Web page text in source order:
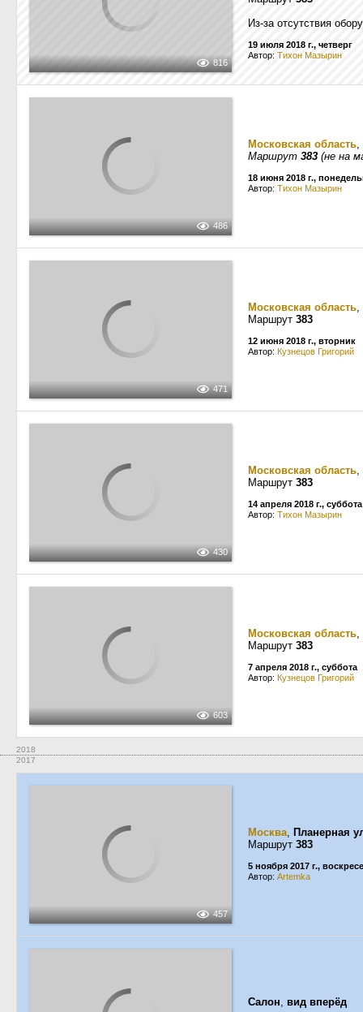
816
Из-за отсутствия
19 июля 2018 г., четверг
Автор: Тихон Мазырин
486
Московская область,
Маршрут 383 (не на
18 июня 2018 г.,
Автор: Тихон Мазырин
471
Московская область,
Маршрут 383
12 июня 2018 г., вторник
Автор: Кузнецов Григорий
430
Московская область,
Маршрут 383
14 апреля 2018 г., суббота
Автор: Тихон Мазырин
603
Московская область,
Маршрут 383
7 апреля 2018 г., суббота
Автор: Кузнецов Григорий
2018
2017
457
Москва, Планерная
Маршрут 383
5 ноября 2017 г.,
Автор: Artemka
Салон, вид вперёд